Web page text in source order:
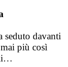
seduto davanti
più così